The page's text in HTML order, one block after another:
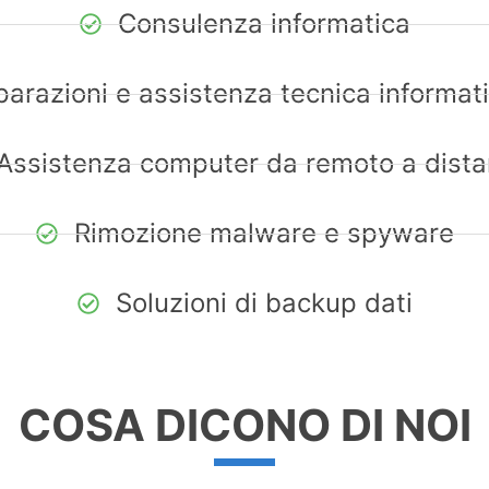
Consulenza informatica
e assistenza tecnica
computer da remoto a
Rimozione malware e spyware
Soluzioni di backup dati
COSA DICONO DI NOI